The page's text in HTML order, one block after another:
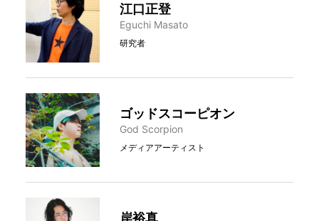
江口正登
Eguchi Masato
研究者
ゴッドスコーピオン
God Scorpion
メディアアーティスト
岸裕真